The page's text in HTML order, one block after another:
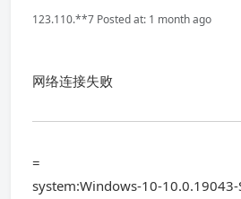
123.110.**7 Posted at: 1 month ago
网络连接失败
=
system:Windows-10-10.0.19043-